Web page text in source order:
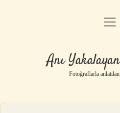
Anasayfa
Yasal
Anı
Fotoğraflarla